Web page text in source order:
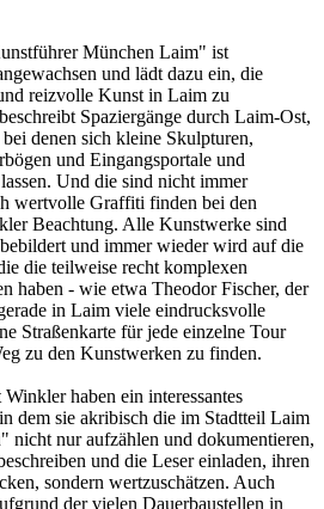
München Laim" ist
und lädt dazu ein, die
reizvolle Kunst in Laim zu
Spaziergänge durch Laim-Ost,
denen sich kleine Skulpturen,
und Eingangsportale und
Und die sind nicht immer
wertvolle Graffiti finden bei den
Beachtung. Alle Kunstwerke sind
und immer wieder wird auf die
die teilweise recht komplexen
haben - wie etwa Theodor Fischer, der
in Laim viele eindrucksvolle
Straßenkarte für jede einzelne Tour
zu den Kunstwerken zu finden.
haben ein interessantes
dem sie akribisch die im Stadtteil Laim
nicht nur aufzählen und dokumentieren,
und die Leser einladen, ihren
sondern wertzuschätzen. Auch
der vielen Dauerbaustellen in